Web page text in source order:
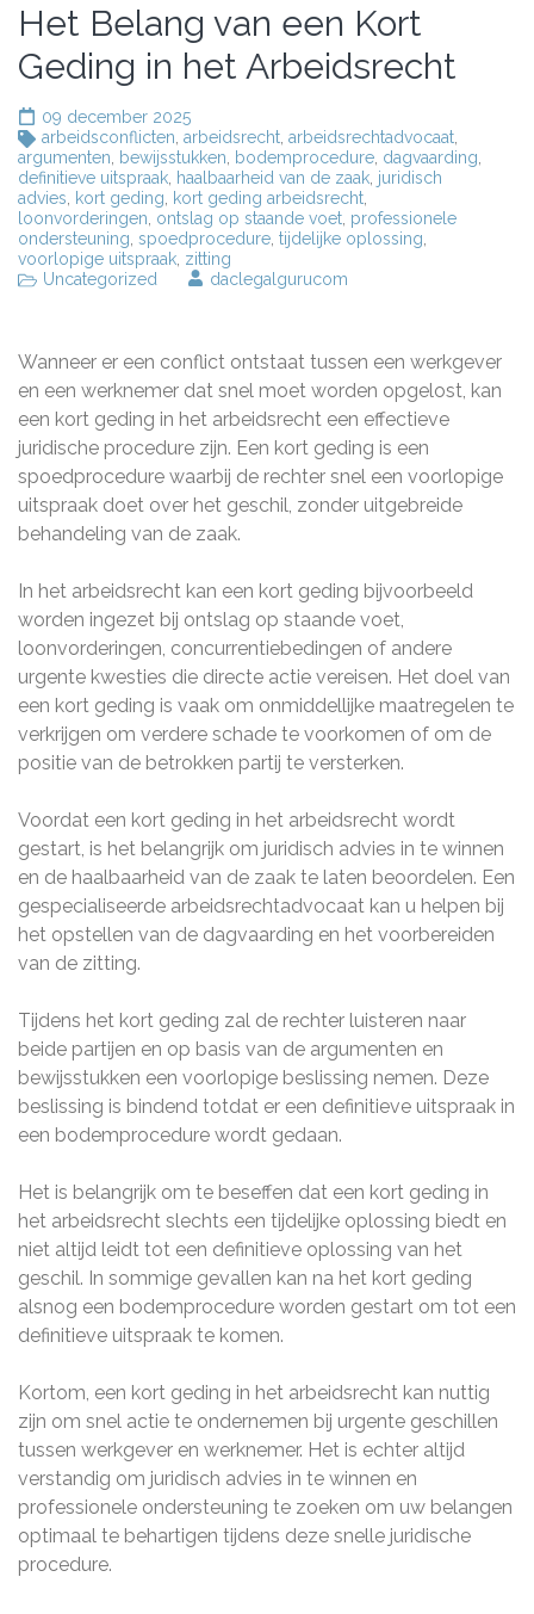
Het Belang van een Kort
Geding in het Arbeidsrecht
09 december 2025
arbeidsconflicten arbeidsrecht arbeidsrechtadvocaat
argumenten
bewijsstukken bodemprocedure dagvaarding
definitieve uitspraak haalbaarheid van de zaak juridisch
advies
kort geding kort geding arbeidsrecht
loonvorderingen ontslag op staande voet professionele
ondersteuning spoedprocedure tijdelijke oplossing
voorlopige uitspraak zitting
Uncategorized
daclegalgurucom
Wanneer er een conflict ontstaat tussen een werkgever
en een werknemer dat snel moet worden opgelost, kan
een kort geding in het arbeidsrecht een effectieve
juridische procedure zijn. Een kort geding is een
spoedprocedure waarbij de rechter snel een voorlopige
uitspraak doet over het geschil, zonder uitgebreide
behandeling van de zaak.
In het arbeidsrecht kan een kort geding bijvoorbeeld
worden ingezet bij ontslag op staande voet,
loonvorderingen, concurrentiebedingen of andere
urgente kwesties die directe actie vereisen. Het doel van
een kort geding is vaak om onmiddellijke maatregelen te
verkrijgen om verdere schade te voorkomen of om de
positie van de betrokken partij te versterken.
Voordat een kort geding in het arbeidsrecht wordt
gestart, is het belangrijk om juridisch advies in te winnen
en de haalbaarheid van de zaak te laten beoordelen. Een
gespecialiseerde arbeidsrechtadvocaat kan u helpen bij
het opstellen van de dagvaarding en het voorbereiden
van de zitting.
Tijdens het kort geding zal de rechter luisteren naar
beide partijen en op basis van de argumenten en
bewijsstukken een voorlopige beslissing nemen. Deze
beslissing is bindend totdat er een definitieve uitspraak in
een bodemprocedure wordt gedaan.
Het is belangrijk om te beseffen dat een kort geding in
het arbeidsrecht slechts een tijdelijke oplossing biedt en
niet altijd leidt tot een definitieve oplossing van het
geschil. In sommige gevallen kan na het kort geding
alsnog een bodemprocedure worden gestart om tot een
definitieve uitspraak te komen.
Kortom, een kort geding in het arbeidsrecht kan nuttig
zijn om snel actie te ondernemen bij urgente geschillen
tussen werkgever en werknemer. Het is echter altijd
verstandig om juridisch advies in te winnen en
professionele ondersteuning te zoeken om uw belangen
optimaal te behartigen tijdens deze snelle juridische
procedure.